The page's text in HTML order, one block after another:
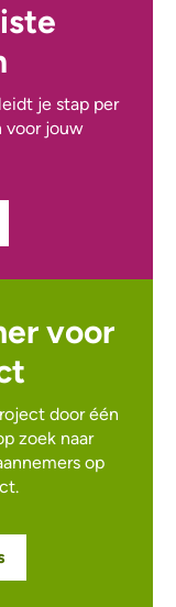
je stap per
voor jouw
voor
door één
zoek naar
op